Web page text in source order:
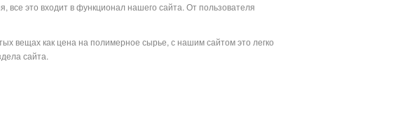
все это входит в функционал нашего сайта. От пользователя
вещах как цена на полимерное сырье, с нашим сайтом это легко
сайта.